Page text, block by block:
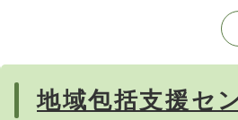
地域包括支援セ